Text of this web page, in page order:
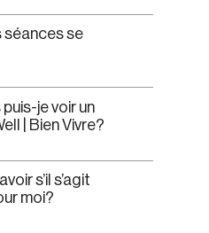
séances se
je voir un
| Bien Vivre?
s’il s’agit
moi?